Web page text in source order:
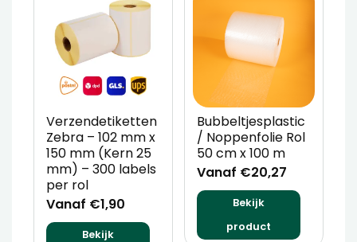
Verzendetiketten
Zebra – 102 mm x
150 mm (Kern 25
mm) – 300 labels
per rol
Vanaf €1,90
Bekijk
Bubbeltjesplastic
/ Noppenfolie Rol
50 cm x 100 m
Vanaf €20,27
Bekijk
product